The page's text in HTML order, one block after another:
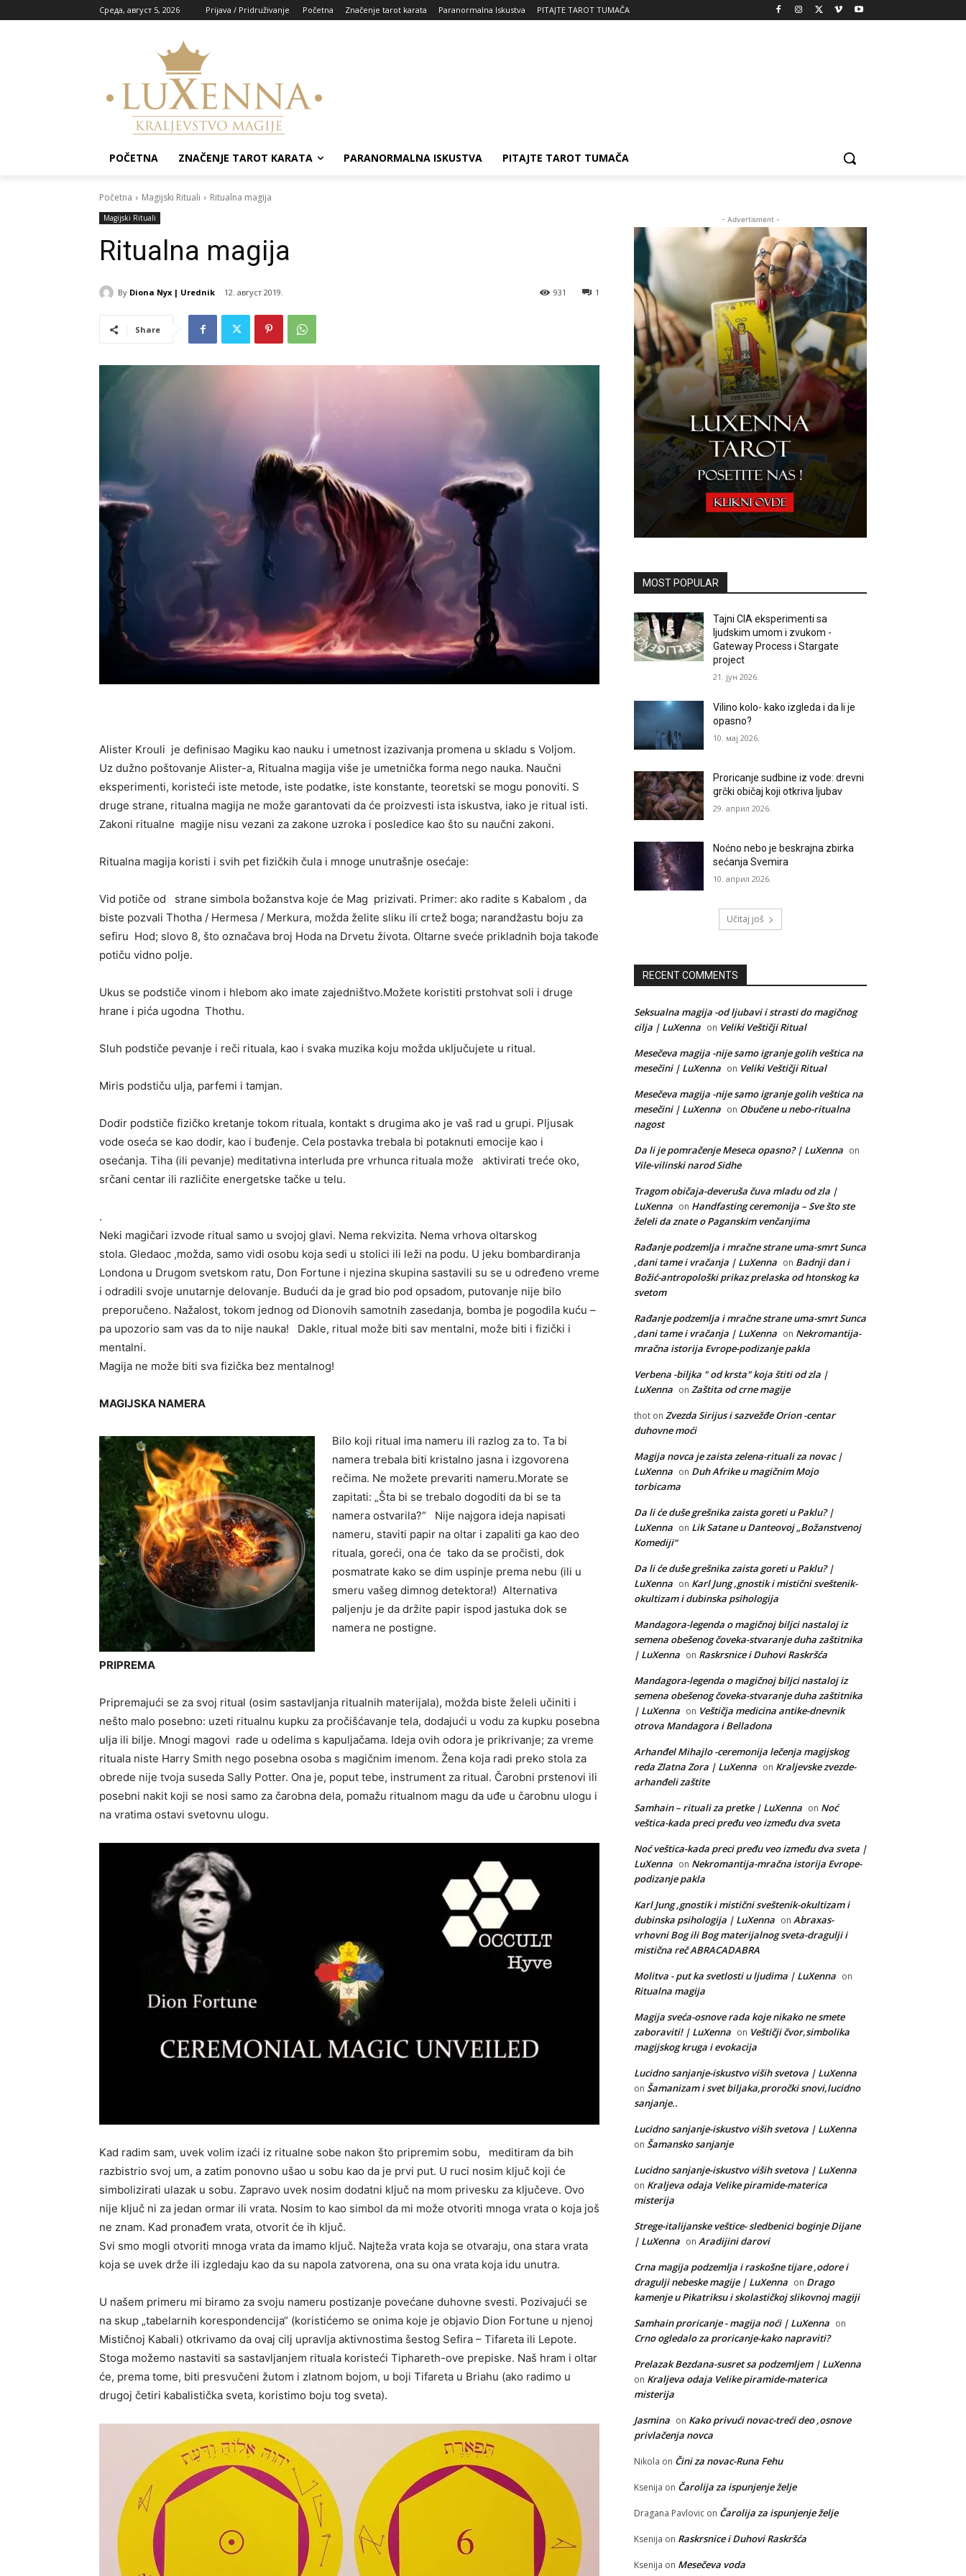
Cреда, август 5, 2026 Prijava / Pridruživanje Početna Značenje tarot karata Paranormalna Iskustva PITAJTE TAROT TUMAČA
POČETNA ZNAČENJE TAROT KARATA PARANORMALNA ISKUSTVA PITAJTE TAROT TUMAČA
Početna Magijski Rituali Ritualna magija
Magijski Rituali
Ritualna magija
By Diona Nyx | Urednik 12. август 2019. 1
931
Share
Alister Krouli je definisao Magiku kao nauku i umetnost izazivanja promena u skladu s Voljom.
Uz dužno poštovanje Alister-a, Ritualna magija više je umetnička forma nego nauka. Naučni
eksperimenti, koristeći iste metode, iste podatke, iste konstante, teoretski se mogu ponoviti. S
druge strane, ritualna magija ne može garantovati da će proizvesti ista iskustva, iako je ritual isti.
Zakoni ritualne magije nisu vezani za zakone uzroka i posledice kao što su naučni zakoni.
Ritualna magija koristi i svih pet fizičkih čula i mnoge unutrašnje osećaje:
Vid potiče od strane simbola božanstva koje će Mag prizivati. Primer: ako radite s Kabalom , da
biste pozvali Thotha / Hermesa / Merkura, možda želite sliku ili crtež boga; narandžastu boju za
sefiru Hod; slovo 8, što označava broj Hoda na Drvetu života. Oltarne sveće prikladnih boja takođe
potiču vidno polje.
Ukus se podstiče vinom i hlebom ako imate zajedništvo.Možete koristiti prstohvat soli i druge
hrane i pića ugodna Thothu.
Sluh podstiče pevanje i reči rituala, kao i svaka muzika koju možda uključujete u ritual.
Miris podstiču ulja, parfemi i tamjan.
Dodir podstiče fizičko kretanje tokom rituala, kontakt s drugima ako je vaš rad u grupi. Pljusak
vode oseća se kao dodir, kao i buđenje. Cela postavka trebala bi potaknuti emocije kao i
osećanja. Tiha (ili pevanje) meditativna interluda pre vrhunca rituala može aktivirati treće oko,
srčani centar ili različite energetske tačke u telu.
.
Neki magičari izvode ritual samo u svojoj glavi. Nema rekvizita. Nema vrhova oltarskog
stola. Gledaoc ,možda, samo vidi osobu koja sedi u stolici ili leži na podu. U jeku bombardiranja
Londona u Drugom svetskom ratu, Don Fortune i njezina skupina sastavili su se u određeno vreme
i odradili svoje unutarnje delovanje. Budući da je grad bio pod opsadom, putovanje nije bilo
preporučeno. Nažalost, tokom jednog od Dionovih samotnih zasedanja, bomba je pogodila kuću –
pa upozorio sam vas da to nije nauka! Dakle, ritual može biti sav mentalni, može biti i fizički i
mentalni.
Magija ne može biti sva fizička bez mentalnog!
MAGIJSKA NAMERA
Bilo koji ritual ima nameru ili razlog za to. Ta bi
namera trebala biti kristalno jasna i izgovorena
rečima. Ne možete prevariti nameru.Morate se
zapitati: „Šta bi se trebalo dogoditi da bi se ta
namera ostvarila?“ Nije najgora ideja napisati
nameru, staviti papir na oltar i zapaliti ga kao deo
rituala, goreći, ona će tako da se pročisti, dok
posmatrate kako se dim uspinje prema nebu (ili u
smeru vašeg dimnog detektora!) Alternativa
paljenju je da držite papir ispod jastuka dok se
namera ne postigne.
PRIPREMA
Pripremajući se za svoj ritual (osim sastavljanja ritualnih materijala), možda biste želeli učiniti i
nešto malo posebno: uzeti ritualnu kupku za pročišćavanje tela, dodajući u vodu za kupku posebna
ulja ili bilje. Mnogi magovi rade u odelima s kapuljačama. Ideja ovih odora je prikrivanje; za vreme
rituala niste Harry Smith nego posebna osoba s magičnim imenom. Žena koja radi preko stola za
obrede nije tvoja suseda Sally Potter. Ona je, poput tebe, instrument za ritual. Čarobni prstenovi ili
posebni nakit koji se nosi samo za čarobna dela, pomažu ritualnom magu da uđe u čarobnu ulogu i
na vratima ostavi svetovnu ulogu.
Kad radim sam, uvek volim izaći iz ritualne sobe nakon što pripremim sobu, meditiram da bih
razbistrio svoj um, a zatim ponovno ušao u sobu kao da je prvi put. U ruci nosim ključ koji će
simbolizirati ulazak u sobu. Zapravo uvek nosim dodatni ključ na mom privesku za ključeve. Ovo
nije ključ ni za jedan ormar ili vrata. Nosim to kao simbol da mi može otvoriti mnoga vrata o koja još
ne znam. Kad pronađem vrata, otvorit će ih ključ.
Svi smo mogli otvoriti mnoga vrata da imamo ključ. Najteža vrata koja se otvaraju, ona stara vrata
koja se uvek drže ili izgledaju kao da su napola zatvorena, ona su ona vrata koja idu unutra.
U našem primeru mi biramo za svoju nameru postizanje povećane duhovne svesti. Pozivajući se
na skup „tabelarnih korespondencija“ (koristićemo se onima koje je objavio Dion Fortune u njenoj
Mističnoj Kabali) otkrivamo da ovaj cilj upravlja aktivnostima šestog Sefira – Tifareta ili Lepote.
Stoga možemo nastaviti sa sastavljanjem rituala koristeći Tiphareth-ove prepiske. Naš hram i oltar
će, prema tome, biti presvučeni žutom i zlatnom bojom, u boji Tifareta u Briahu (ako radimo u
drugoj četiri kabalistička sveta, koristimo boju tog sveta).
- Advertisment -
MOST POPULAR
Tajni CIA eksperimenti sa
ljudskim umom i zvukom -
Gateway Process i Stargate
project
21. јун 2026.
Vilino kolo- kako izgleda i da li je
opasno?
10. мај 2026.
Proricanje sudbine iz vode: drevni
grčki običaj koji otkriva ljubav
29. април 2026.
Noćno nebo je beskrajna zbirka
sećanja Svemira
10. април 2026.
Učitaj još
RECENT COMMENTS
Seksualna magija -od ljubavi i strasti do magičnog
cilja | LuXenna on Veliki Veštičji Ritual
Mesečeva magija -nije samo igranje golih veštica na
mesečini | LuXenna on Veliki Veštičji Ritual
Mesečeva magija -nije samo igranje golih veštica na
mesečini | LuXenna on Obučene u nebo-ritualna
nagost
Da li je pomračenje Meseca opasno? | LuXenna on
Vile-vilinski narod Sidhe
Tragom običaja-deveruša čuva mladu od zla |
LuXenna on Handfasting ceremonija – Sve što ste
želeli da znate o Paganskim venčanjima
Rađanje podzemlja i mračne strane uma-smrt Sunca
,dani tame i vračanja | LuXenna on Badnji dan i
Božić-antropološki prikaz prelaska od htonskog ka
svetom
Rađanje podzemlja i mračne strane uma-smrt Sunca
,dani tame i vračanja | LuXenna on Nekromantija-
mračna istorija Evrope-podizanje pakla
Verbena -biljka " od krsta" koja štiti od zla |
LuXenna on Zaštita od crne magije
thot on Zvezda Sirijus i sazvežđe Orion -centar
duhovne moći
Magija novca je zaista zelena-rituali za novac |
LuXenna on Duh Afrike u magičnim Mojo
torbicama
Da li će duše grešnika zaista goreti u Paklu? |
LuXenna on Lik Satane u Danteovoj „Božanstvenoj
Komediji“
Da li će duše grešnika zaista goreti u Paklu? |
LuXenna on Karl Jung ,gnostik i mistični sveštenik-
okultizam i dubinska psihologija
Mandagora-legenda o magičnoj biljci nastaloj iz
semena obešenog čoveka-stvaranje duha zaštitnika
| LuXenna on Raskrsnice i Duhovi Raskršća
Mandagora-legenda o magičnoj biljci nastaloj iz
semena obešenog čoveka-stvaranje duha zaštitnika
| LuXenna on Veštičja medicina antike-dnevnik
otrova Mandagora i Belladona
Arhanđel Mihajlo -ceremonija lečenja magijskog
reda Zlatna Zora | LuXenna on Kraljevske zvezde-
arhanđeli zaštite
Samhain – rituali za pretke | LuXenna on Noć
veštica-kada preci pređu veo između dva sveta
Noć veštica-kada preci pređu veo između dva sveta |
LuXenna on Nekromantija-mračna istorija Evrope-
podizanje pakla
Karl Jung ,gnostik i mistični sveštenik-okultizam i
dubinska psihologija | LuXenna on Abraxas-
vrhovni Bog ili Bog materijalnog sveta-dragulji i
mistična reč ABRACADABRA
Molitva - put ka svetlosti u ljudima | LuXenna on
Ritualna magija
Magija sveća-osnove rada koje nikako ne smete
zaboraviti! | LuXenna on Veštičji čvor,simbolika
magijskog kruga i evokacija
Lucidno sanjanje-iskustvo viših svetova | LuXenna
on Šamanizam i svet biljaka,proročki snovi,lucidno
sanjanje..
Lucidno sanjanje-iskustvo viših svetova | LuXenna
on Šamansko sanjanje
Lucidno sanjanje-iskustvo viših svetova | LuXenna
on Kraljeva odaja Velike piramide-materica
misterija
Strege-italijanske veštice- sledbenici boginje Dijane
| LuXenna on Aradijini darovi
Crna magija podzemlja i raskošne tijare ,odore i
dragulji nebeske magije | LuXenna on Drago
kamenje u Pikatriksu i skolastičkoj slikovnoj magiji
Samhain proricanje - magija noći | LuXenna on
Crno ogledalo za proricanje-kako napraviti?
Prelazak Bezdana-susret sa podzemljem | LuXenna
on Kraljeva odaja Velike piramide-materica
misterija
Jasmina on Kako privući novac-treći deo ,osnove
privlačenja novca
Nikola on Čini za novac-Runa Fehu
Ksenija on Čarolija za ispunjenje želje
Dragana Pavlovic on Čarolija za ispunjenje želje
Ksenija on Raskrsnice i Duhovi Raskršća
Ksenija on Mesečeva voda